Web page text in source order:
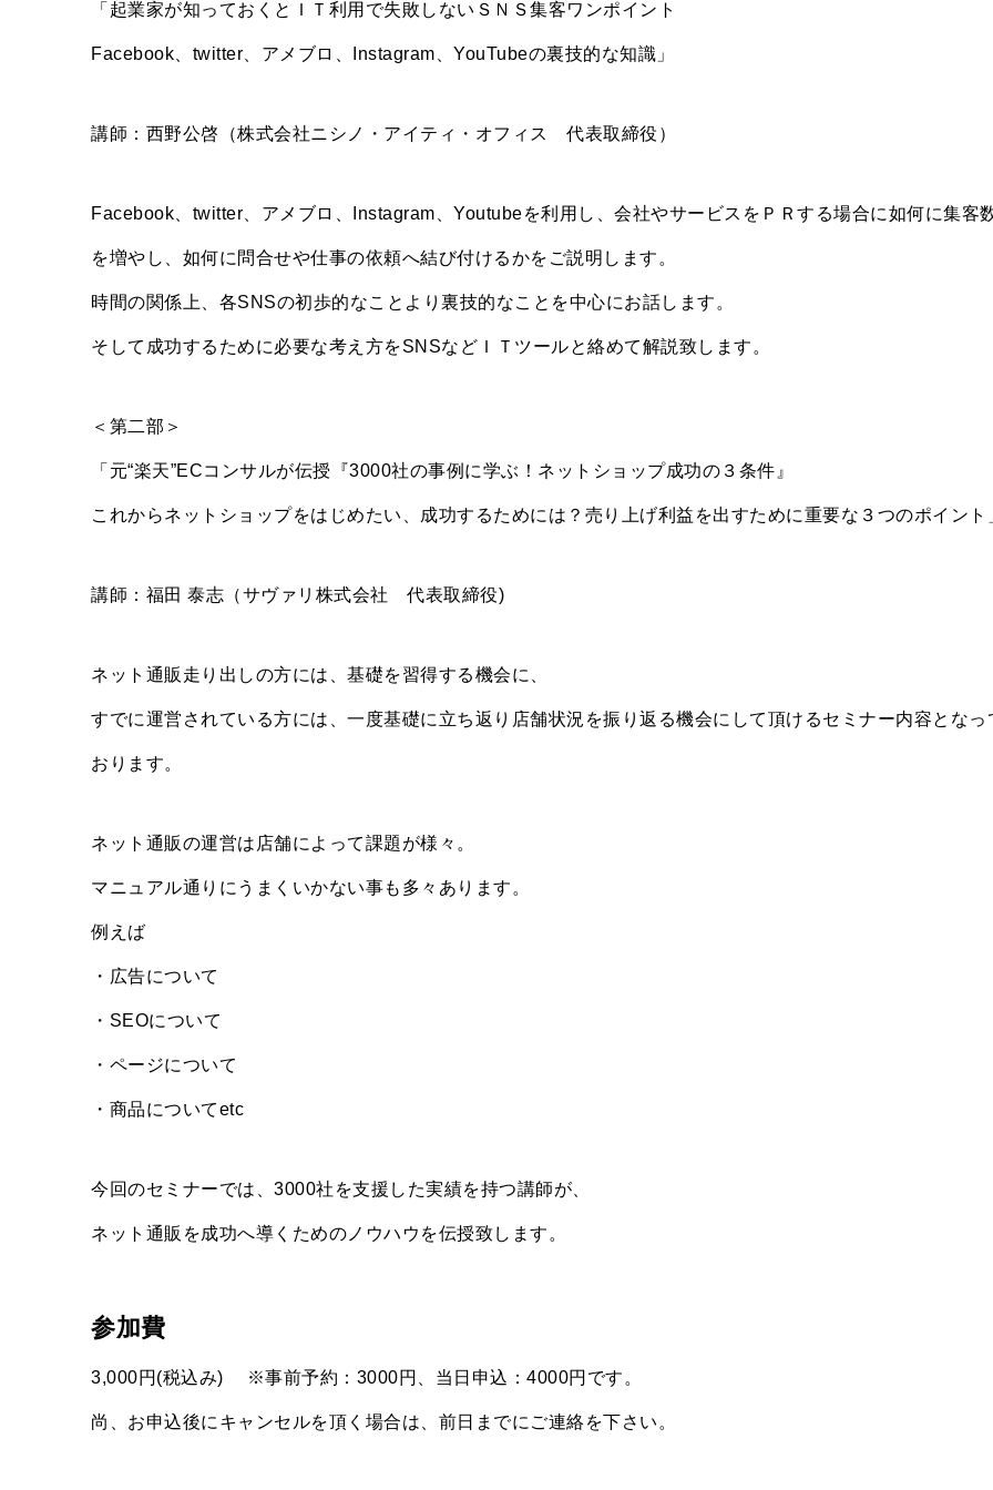
「起業家が知っておくとＩＴ利用で失敗しないＳＮＳ集客ワンポイント
Facebook、twitter、アメブロ、Instagram、YouTubeの裏技的な知識」
講師：西野公啓（株式会社ニシノ・アイティ・オフィス 代表取締役）
Facebook、twitter、アメブロ、Instagram、Youtubeを利用し、会社やサービスをＰＲする場合に如何に集客
を増やし、如何に問合せや仕事の依頼へ結び付けるかをご説明します。
時間の関係上、各SNSの初歩的なことより裏技的なことを中心にお話します。
そして成功するために必要な考え方をSNSなどＩＴツールと絡めて解説致します。
＜第二部＞
「元“楽天”ECコンサルが伝授『3000社の事例に学ぶ！ネットショップ成功の３条件』
これからネットショップをはじめたい、成功するためには？売り上げ利益を出すために重要な３つのポイント
講師：福田 泰志（サヴァリ株式会社 代表取締役)
ネット通販走り出しの方には、基礎を習得する機会に、
すでに運営されている方には、一度基礎に立ち返り店舗状況を振り返る機会にして頂けるセミナー内容となっ
おります。
ネット通販の運営は店舗によって課題が様々。
マニュアル通りにうまくいかない事も多々あります。
例えば
・広告について
・SEOについて
・ページについて
・商品についてetc
今回のセミナーでは、3000社を支援した実績を持つ講師が、
ネット通販を成功へ導くためのノウハウを伝授致します。
参加費
3,000円(税込み) ※事前予約：3000円、当日申込：4000円です。
尚、お申込後にキャンセルを頂く場合は、前日までにご連絡を下さい。